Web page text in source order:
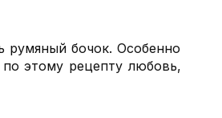
румяный бочок. Особенно
этому рецепту любовь,